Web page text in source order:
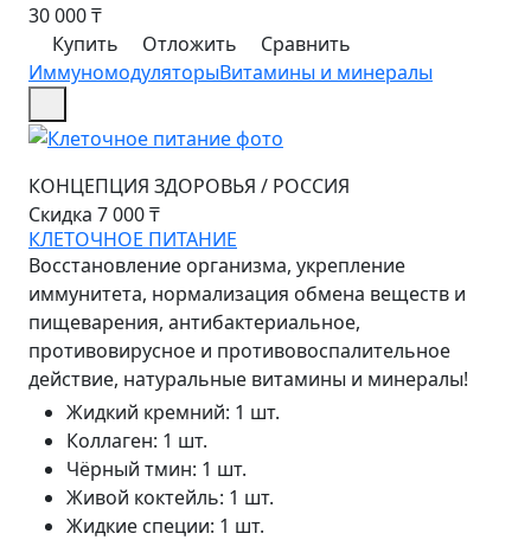
30 000₸
Купить
Отложить
Сравнить
ИммуномодуляторыВитамины и минералы
КОНЦЕПЦИЯ ЗДОРОВЬЯ / РОССИЯ
Скидка 7 000 ₸
КЛЕТОЧНОЕ ПИТАНИЕ
Восстановление организма, укрепление
иммунитета, нормализация обмена веществ и
пищеварения, антибактериальное,
противовирусное и противовоспалительное
действие, натуральные витамины и минералы!
Жидкий кремний: 1 шт.
Коллаген: 1 шт.
Чёрный тмин: 1 шт.
Живой коктейль: 1 шт.
Жидкие специи: 1 шт.